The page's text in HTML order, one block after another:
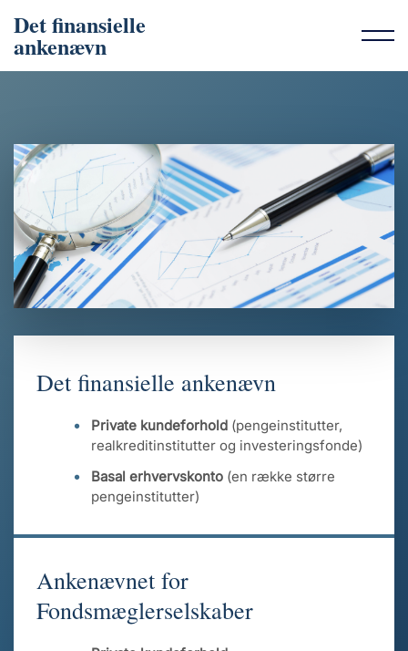
Det finansielle
ankenævn
Det finansielle ankenævn
Private kundeforhold (pengeinstitutter,
realkreditinstitutter og investeringsfonde)
Basal erhvervskonto (en række større
pengeinstitutter)
Ankenævnet for
Fondsmæglerselskaber